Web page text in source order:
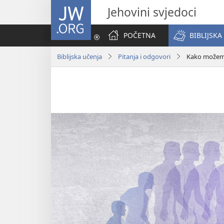
JW.ORG Jehovini svjedoci
POČETNA
BIBLIJSKA
Biblijska učenja Pitanja i odgovori Kako